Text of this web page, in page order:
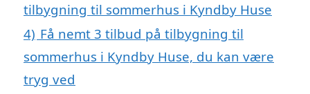
tilbygning til sommerhus i Kyndby Huse
4) Få nemt 3 tilbud på tilbygning til
sommerhus i Kyndby Huse, du kan være
tryg ved